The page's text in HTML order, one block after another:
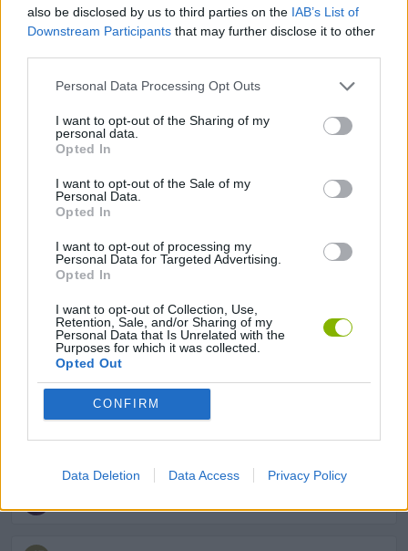
also be disclosed by us to third parties on the IAB’s List of
Downstream Participants that may further disclose it to other
Personal Data Processing Opt Outs
I want to opt-out of the Sharing of my
personal data.
Opted In
I want to opt-out of the Sale of my
Personal Data.
Opted In
I want to opt-out of processing my
Personal Data for Targeted Advertising.
Opted In
I want to opt-out of Collection, Use,
Retention, Sale, and/or Sharing of my
Personal Data that Is Unrelated with the
Purposes for which it was collected.
Opted Out
CONFIRM
Data Deletion Data Access Privacy Policy
sobrevivência!
Quem criou o «Dig Out: Prison Escape
JOGOS DE AVENTURAS
JOGOS DE HABILIDADE
COLEÇÕES DE JOGOS
JOGOS EM 3D